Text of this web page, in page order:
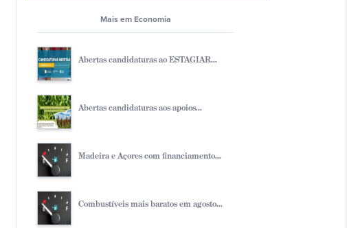
Mais em Economia
Abertas candidaturas ao ESTAGIAR...
Abertas candidaturas aos apoios...
Madeira e Açores com financiamento...
Combustíveis mais baratos em agosto...